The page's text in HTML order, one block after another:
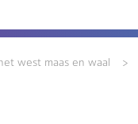
west maas en waal >